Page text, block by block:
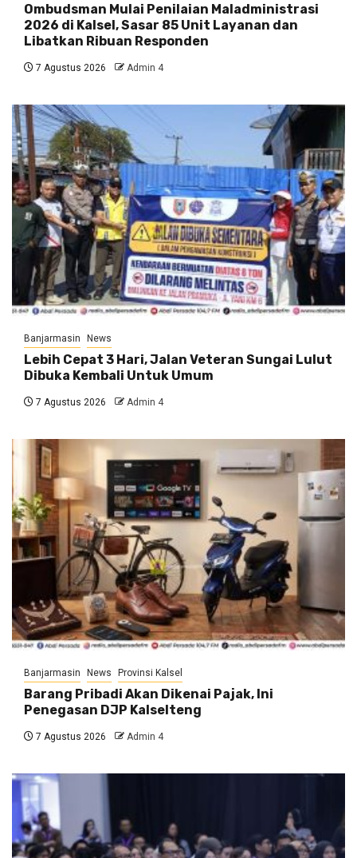
Ombudsman Mulai Penilaian Maladministrasi
2026 di Kalsel, Sasar 85 Unit Layanan dan
Libatkan Ribuan Responden
7 Agustus 2026 Admin 4
Banjarmasin News
Lebih Cepat 3 Hari, Jalan Veteran Sungai Lulut
Dibuka Kembali Untuk Umum
7 Agustus 2026 Admin 4
Banjarmasin News Provinsi Kalsel
Barang Pribadi Akan Dikenai Pajak, Ini
Penegasan DJP Kalselteng
7 Agustus 2026 Admin 4